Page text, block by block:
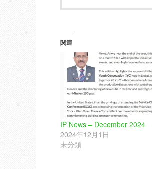
関連
IP News – December 2024
2024年12月1日
未分類